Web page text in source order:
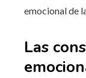
emocional de
Las